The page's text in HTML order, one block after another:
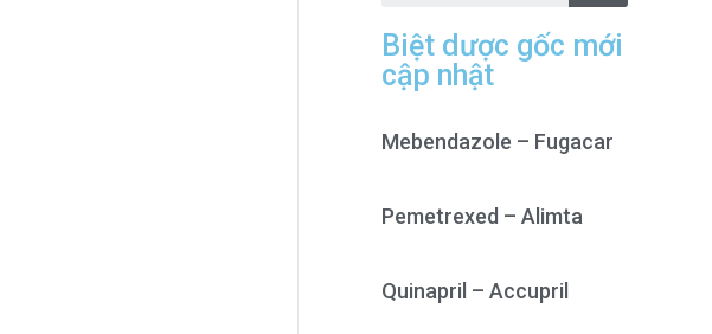
r
c
h
Biệt dược gốc mới
cập nhật
Mebendazole – Fugacar
Pemetrexed – Alimta
Quinapril – Accupril